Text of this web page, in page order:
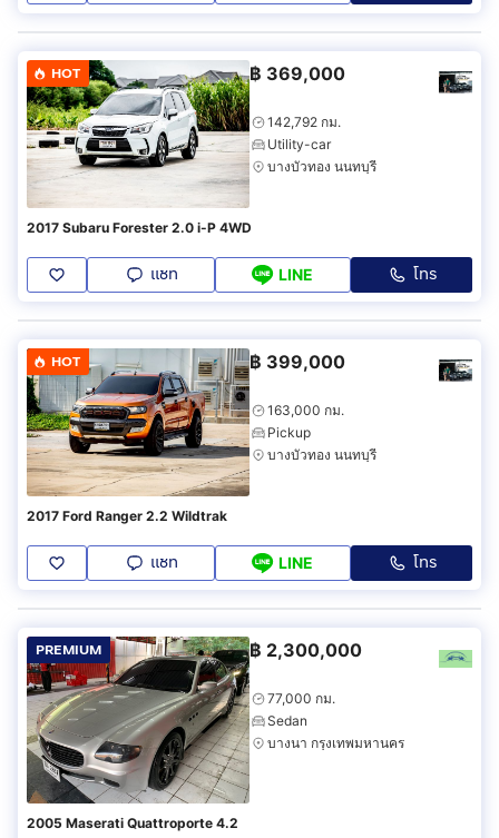
HOT ฿ 369,000
142,792 กม.
Utility-car
บางบัวทอง นนทบุรี
2017 Subaru Forester 2.0 i-P 4WD
แชท LINE โทร
HOT ฿ 399,000
163,000 กม.
Pickup
บางบัวทอง นนทบุรี
2017 Ford Ranger 2.2 Wildtrak
แชท LINE โทร
PREMIUM ฿ 2,300,000
77,000 กม.
Sedan
บางนา กรุงเทพมหานคร
2005 Maserati Quattroporte 4.2